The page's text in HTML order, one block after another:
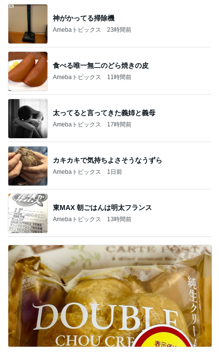
神がかってる掃除機
Amebaトピックス 23時間前
食べる唯一無二のどら焼きの皮
Amebaトピックス 11時間前
太ってると言ってきた義姉と義母
Amebaトピックス 17時間前
カキカキで気持ちよさそうなうずら
Amebaトピックス 1日前
東MAX 朝ごはんは明太フランス
Amebaトピックス 13時間前